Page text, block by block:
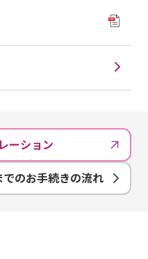
ーション
のお手続きの流れ